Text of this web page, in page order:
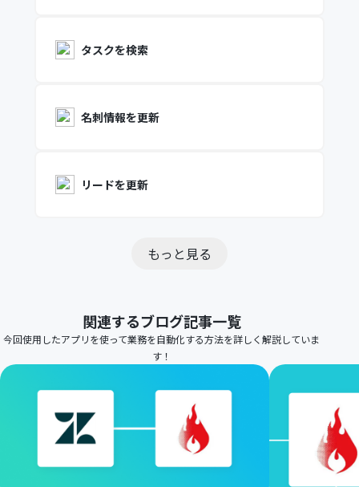
タスクを検索
名刺情報を更新
リードを更新
もっと見る
関連するブログ記事一覧
今回使用したアプリを使って業務を自動化する方法を詳しく解説していま
す！